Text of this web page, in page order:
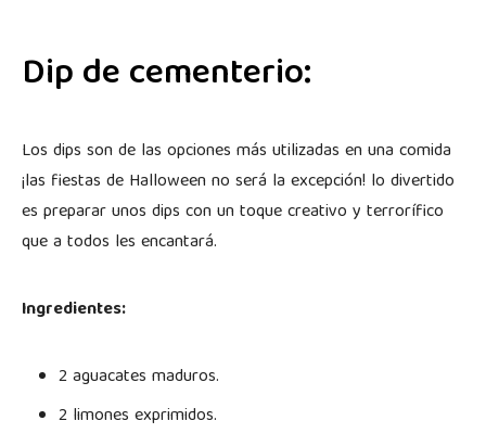
Dip de cementerio:
Los dips son de las opciones más utilizadas en una comida
¡las fiestas de Halloween no será la excepción! lo divertido
es preparar unos dips con un toque creativo y terrorífico
que a todos les encantará.
Ingredientes:
2 aguacates maduros.
2 limones exprimidos.